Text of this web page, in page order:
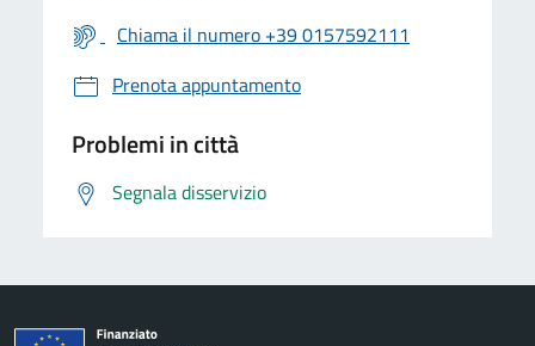
Chiama il numero +39 0157592111
Prenota appuntamento
Problemi in città
Segnala disservizio